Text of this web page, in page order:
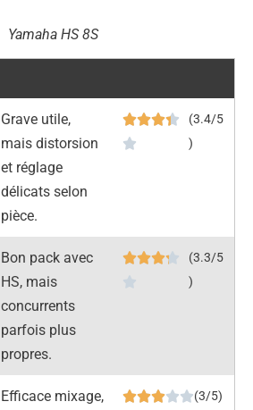
Yamaha HS 8S
Grave utile,
mais distorsion
et réglage
délicats selon
pièce.
(3.4/5
)
Bon pack avec
HS, mais
concurrents
parfois plus
propres.
(3.3/5
)
Efficace mixage,
(3/5)